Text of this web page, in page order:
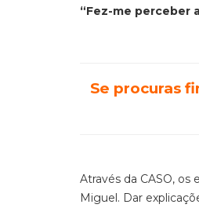
“Fez-me perceber
Se procuras
Através da CASO,
Miguel. Dar